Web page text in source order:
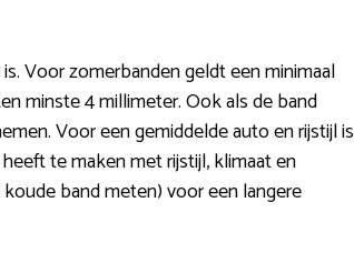
Voor zomerbanden geldt een minimaal
minste 4 millimeter. Ook als de band
Voor een gemiddelde auto en rijstijl is
te maken met rijstijl, klimaat en
band meten) voor een langere